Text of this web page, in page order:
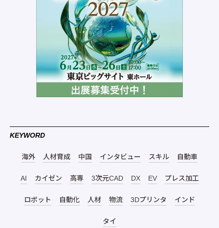
KEYWORD
海外 人材育成 中国 インタビュー スキル 自動車
AI カイゼン 高専 3次元CAD DX EV プレス加工
ロボット 自動化 人材 物流 3Dプリンタ インド
タイ